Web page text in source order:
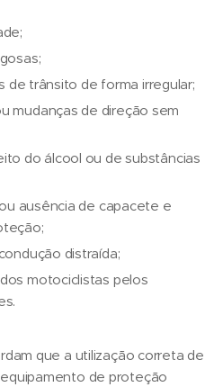
de trânsito de forma irregular;
mudanças de direção sem
do álcool ou de substâncias
ausência de capacete e
distraída;
motociclistas pelos
que a utilização correta de
de proteção